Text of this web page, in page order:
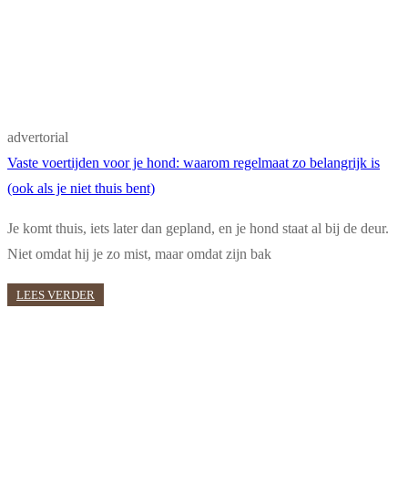
advertorial
Vaste voertijden voor je hond: waarom regelmaat zo belangrijk is
(ook als je niet thuis bent)
Je komt thuis, iets later dan gepland, en je hond staat al bij de deur.
Niet omdat hij je zo mist, maar omdat zijn bak
LEES VERDER